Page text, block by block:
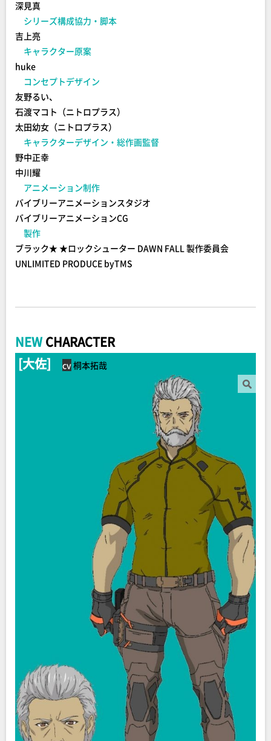
深見真
シリーズ構成協力・脚本
吉上亮
キャラクター原案
huke
コンセプトデザイン
友野るい、
石渡マコト（ニトロプラス）
太田幼女（ニトロプラス）
キャラクターデザイン・総作画監督
野中正幸
中川耀
アニメーション制作
バイブリーアニメーションスタジオ
バイブリーアニメーションCG
製作
ブラック★ ★ロックシューター DAWN FALL 製作委員会
UNLIMITED PRODUCE byTMS
NEWCHARACTER
[大佐]
cv桐本拓哉